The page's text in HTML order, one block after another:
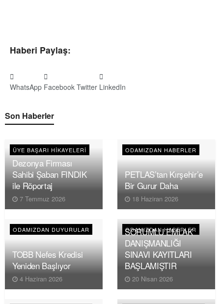
Haberi Paylaş:
WhatsApp Facebook Twitter LinkedIn
Son Haberler
ÜYE BAŞARI HIKAYELERI
Dezonya Firması
Sahibi Şaban FINDIK
ile Röportaj
7 Temmuz 2026
ODAMIZDAN HABERLER
PETLAS’tan Kırşehir’e
Bir Gurur Daha
18 Haziran 2026
ODAMIZDAN DUYURULAR
TOBB Nefes Kredisi
Yeniden Başlıyor
4 Haziran 2026
ODAMIZDAN HABERLER
SORUMLU EMLAK
DANIŞMANLIĞI
SINAVI KAYITLARI
BAŞLAMIŞTIR
20 Nisan 2026